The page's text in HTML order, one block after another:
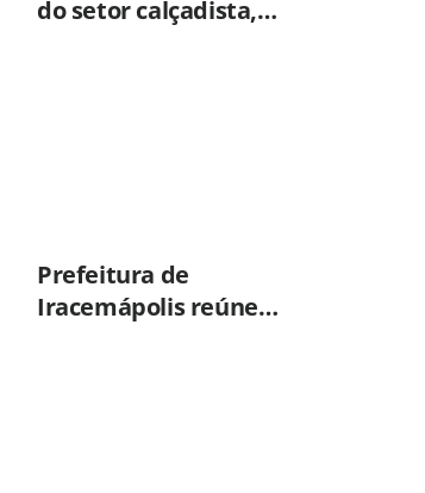
do setor calçadista,
Prefeitura de
Iracemápolis reúne